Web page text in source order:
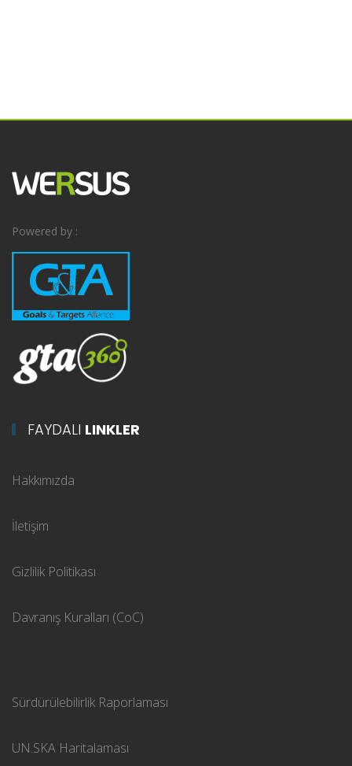
Powered by :
FAYDALI LINKLER
Hakkımızda
İletişim
Gizlilik Politikası
Davranış Kuralları (CoC)
Sürdürülebilirlik Raporlaması
UN.SKA Haritalaması